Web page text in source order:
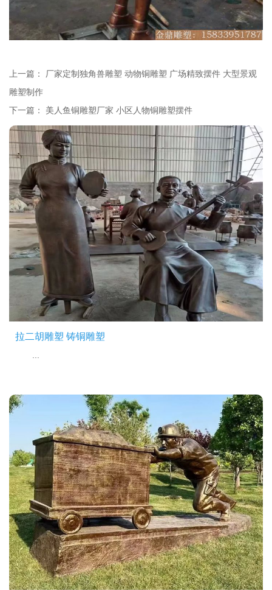
上一篇： 厂家定制独角兽雕塑 动物铜雕塑 广场精致摆件 大型景观
雕塑制作
下一篇： 美人鱼铜雕塑厂家 小区人物铜雕塑摆件
拉二胡雕塑 铸铜雕塑